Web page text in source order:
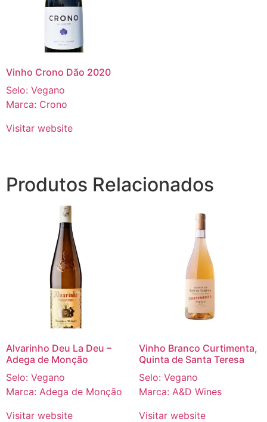
Vinho Crono Dão 2020
Selo: Vegano
Marca: Crono
Visitar website
Produtos Relacionados
Alvarinho Deu La Deu –
Adega de Monção
Selo: Vegano
Marca: Adega de Monção
Visitar website
Vinho Branco Curtimenta,
Quinta de Santa Teresa
Selo: Vegano
Marca: A&D Wines
Visitar website